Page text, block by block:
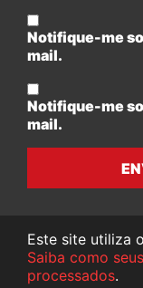
Notifique-me
mail.
Notifique-me
mail.
Este site utiliza
Saiba como
processados.